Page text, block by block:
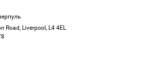
Road, Liverpool, L4 4EL